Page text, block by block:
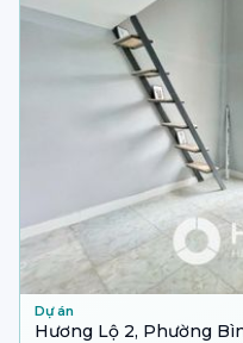
Dự án
Hương Lộ 2, Phường